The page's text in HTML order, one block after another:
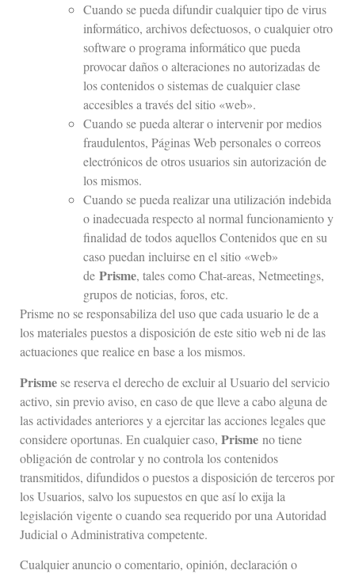
Cuando se pueda difundir cualquier tipo de virus
informático, archivos defectuosos, o cualquier otro
software o programa informático que pueda
provocar daños o alteraciones no autorizadas de
los contenidos o sistemas de cualquier clase
accesibles a través del sitio «web».
Cuando se pueda alterar o intervenir por medios
fraudulentos, Páginas Web personales o correos
electrónicos de otros usuarios sin autorización de
los mismos.
Cuando se pueda realizar una utilización indebida
o inadecuada respecto al normal funcionamiento y
finalidad de todos aquellos Contenidos que en su
caso puedan incluirse en el sitio «web»
de Prisme, tales como Chat-areas, Netmeetings,
grupos de noticias, foros, etc.
Prisme no se responsabiliza del uso que cada usuario le de a
los materiales puestos a disposición de este sitio web ni de las
actuaciones que realice en base a los mismos.
Prisme se reserva el derecho de excluir al Usuario del servicio
activo, sin previo aviso, en caso de que lleve a cabo alguna de
las actividades anteriores y a ejercitar las acciones legales que
considere oportunas. En cualquier caso, Prisme no tiene
obligación de controlar y no controla los contenidos
transmitidos, difundidos o puestos a disposición de terceros por
los Usuarios, salvo los supuestos en que así lo exija la
legislación vigente o cuando sea requerido por una Autoridad
Judicial o Administrativa competente.
Cualquier anuncio o comentario, opinión, declaración o